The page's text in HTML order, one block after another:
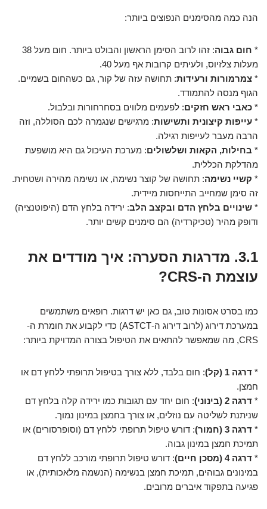
הנה כמה מהסימנים הנפוצים ביותר:
* חום גבוה
: זהו לרוב הסימן הראשון והבולט ביותר. חום מעל 38
מעלות צלזיוס, ולעיתים קרובות אף מעל 40.
* צמרמורות ורעידות: תחושה עזה של קור, גם כשהחום בשמיים.
הגוף מנסה להתמודד.
* כאבי ראש חזקים: לפעמים מלווים בסחרחורות ובלבול.
* עייפות קיצונית ותשישות: מרגישים שנגמרה לכם הסוללה, וזה
הרבה מעבר לעייפות רגילה.
* בחילות, הקאות ושלשולים: מערכת העיכול גם היא מושפעת
מהדלקת הכללית.
* קשיי נשימה: תחושה של קוצר נשימה, או נשימה מהירה ושטחית.
זה סימן שמחייב התייחסות מיידית.
* שינויים בלחץ הדם ובקצב הלב: ירידה בלחץ הדם (היפוטנציה)
ודופק מהיר (טכיקרדיה) הם סימנים קשים יותר.
3.1. מדרגות הסערה: איך מודדים את
עוצמת ה-CRS?
כמו בסרט אסונות טוב, גם כאן יש דרגות. רופאים משתמשים
במערכת דירוג (לרוב דירוג ה-ASTCT) כדי לקבוע את חומרת ה-
CRS, מה שמאפשר להתאים את הטיפול בצורה המדויקת ביותר:
* דרגה 1 (קל)
: חום בלבד, ללא צורך בטיפול תרופתי ללחץ דם או
חמצן.
* דרגה 2 (בינוני)
: חום יחד עם תגובות כמו ירידה קלה בלחץ דם
שניתנת לשליטה עם נוזלים, או צורך בחמצן במינון נמוך.
* דרגה 3 (חמור)
: דורש טיפול תרופתי ללחץ דם (וסופרסורים) או
תמיכת חמצן במינון גבוה.
* דרגה 4 (מסכן חיים)
: דורש טיפול תרופתי מורכב ללחץ דם
במינונים גבוהים, תמיכת חמצן בנשימה (הנשמה מלאכותית), או
פגיעה בתפקוד איברים מרובים.